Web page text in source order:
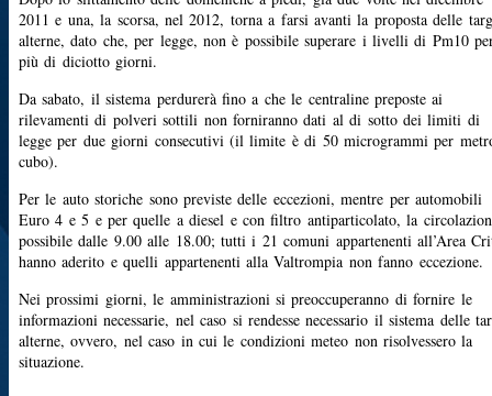
2011 e una, la scorsa, nel 2012, torna a farsi avanti la proposta delle
alterne, dato che, per legge, non è possibile superare i livelli di Pm10
più di diciotto giorni.
Da sabato, il sistema perdurerà fino a che le centraline preposte ai
rilevamenti di polveri sottili non forniranno dati al di sotto dei limiti di
legge per due giorni consecutivi (il limite è di 50 microgrammi per
cubo).
Per le auto storiche sono previste delle eccezioni, mentre per automobili
Euro 4 e 5 e per quelle a diesel e con filtro antiparticolato, la
possibile dalle 9.00 alle 18.00; tutti i 21 comuni appartenenti all’Area
hanno aderito e quelli appartenenti alla Valtrompia non fanno eccezione.
Nei prossimi giorni, le amministrazioni si preoccuperanno di fornire le
informazioni necessarie, nel caso si rendesse necessario il sistema delle
alterne, ovvero, nel caso in cui le condizioni meteo non risolvessero la
situazione.